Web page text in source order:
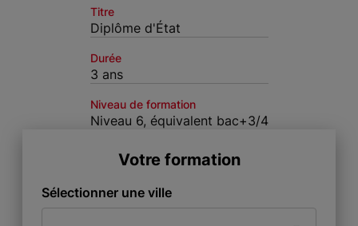
Titre
Diplôme d'État
Durée
3 ans
Niveau de formation
Niveau 6, équivalent bac+3/4
Votre formation
Sélectionner une ville